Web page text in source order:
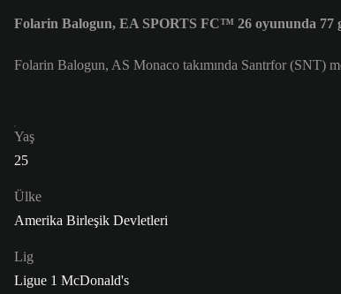
Folarin Balogun, EA SPORTS FC™ 26 oyununda 77
Folarin Balogun, AS Monaco takımında Santrfor
Yaş
25
Ülke
Amerika Birleşik Devletleri
Lig
Ligue 1 McDonald's